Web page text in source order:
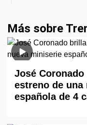
Más sobre
José
estreno de
española de 4